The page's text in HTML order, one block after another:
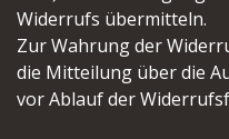
Widerrufs übermitteln.
Zur Wahrung der
die Mitteilung über die
vor Ablauf der